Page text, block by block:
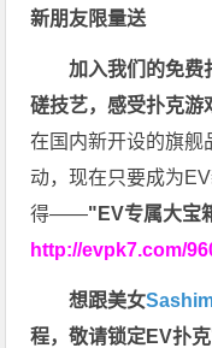
新朋友限量送
加入我们的免费
磋技艺，感受扑克游
在国内新开设的旗舰
动，现在只要成为
得——"EV专属大宝
http://evpk7.com/
想跟美女
程，敬请锁定EV扑